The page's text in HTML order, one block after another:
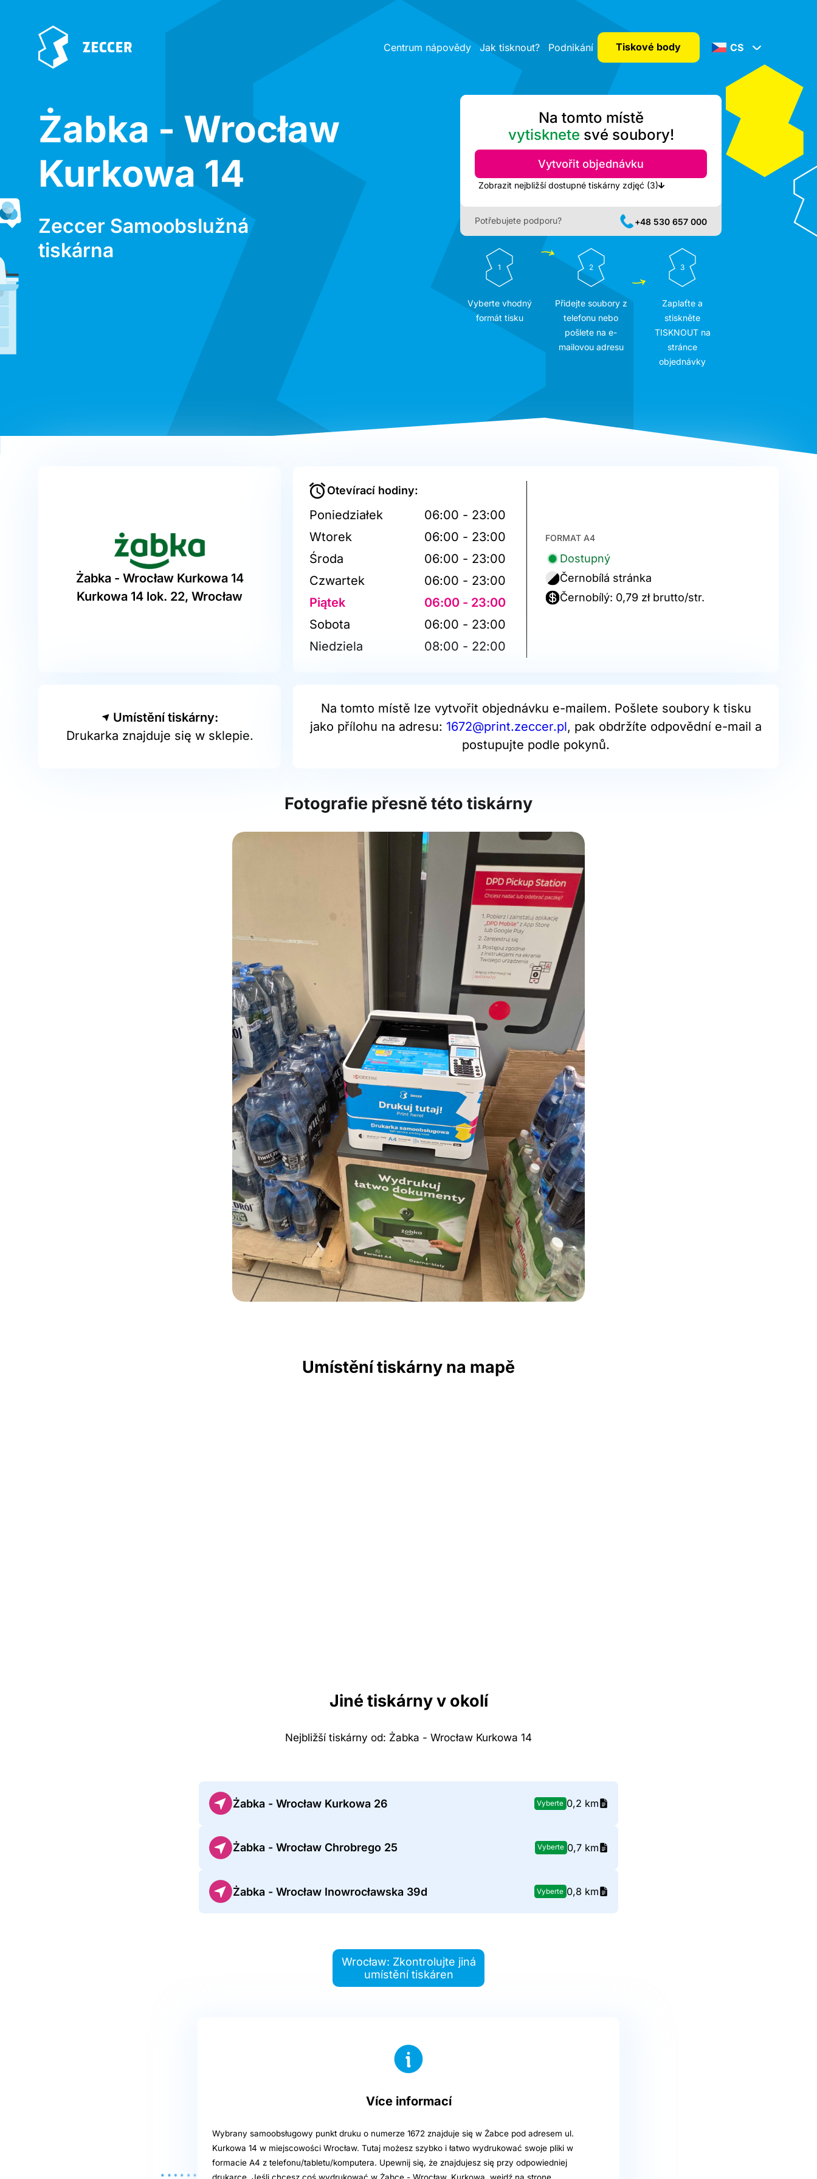
Centrum nápovědy Jak tisknout? Podnikání Tiskové body CS
Żabka - Wrocław
Kurkowa 14
Zeccer Samoobslužná
tiskárna
Na tomto místě
vytisknete své soubory!
Vytvořit objednávku
Zobrazit nejbližší dostupné tiskárny zdjęć (3)
Potřebujete podporu? +48 530 657 000
1
Vyberte vhodný
formát tisku
2
Přidejte soubory z
telefonu nebo
pošlete na e-
mailovou adresu
3
Zaplaťte a
stiskněte
TISKNOUT na
stránce
objednávky
Żabka - Wrocław Kurkowa 14
Kurkowa 14 lok. 22, Wrocław
Otevírací hodiny:
Poniedziałek
06:00 - 23:00
Wtorek
06:00 - 23:00
Środa
06:00 - 23:00
Czwartek
06:00 - 23:00
Piątek
06:00 - 23:00
Sobota
06:00 - 23:00
Niedziela
08:00 - 22:00
FORMAT A4
Dostupný
Černobílá stránka
Černobílý: 0,79 zł brutto/str.
Umístění tiskárny:
Drukarka znajduje się w sklepie.
Na tomto místě lze vytvořit objednávku e-mailem. Pošlete soubory k tisku
jako přílohu na adresu: 1672@print.zeccer.pl, pak obdržíte odpovědní e-mail a
postupujte podle pokynů.
Fotografie přesně této tiskárny
Umístění tiskárny na mapě
Jiné tiskárny v okolí
Nejbližší tiskárny od: Żabka - Wrocław Kurkowa 14
Żabka - Wrocław Kurkowa 26 Vyberte 0,2 km
Żabka - Wrocław Chrobrego 25 Vyberte 0,7 km
Żabka - Wrocław Inowrocławska 39d Vyberte 0,8 km
Wrocław: Zkontrolujte jiná
umístění tiskáren
Více informací
Wybrany samoobsługowy punkt druku o numerze 1672 znajduje się w Żabce pod adresem ul.
Kurkowa 14 w miejscowości Wrocław. Tutaj możesz szybko i łatwo wydrukować swoje pliki w
formacie A4 z telefonu/tabletu/komputera. Upewnij się, że znajdujesz się przy odpowiedniej